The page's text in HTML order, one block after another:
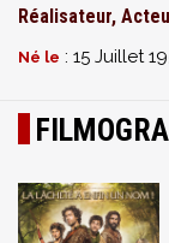
Réalisateur,
Né le : 15 Juillet